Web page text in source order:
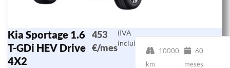
Kia Sportage 1.6
T-GDi HEV Drive
4X2
453
€/mes
(IVA
incluido)
10000
km
60
meses